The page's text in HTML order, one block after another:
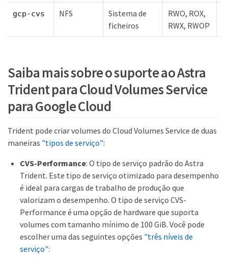
gcp-cvs NFS
Sistema de
ficheiros
RWO, ROX,
RWX, RWOP
Saiba mais sobre o suporte ao Astra
Trident para Cloud Volumes Service
para Google Cloud
Trident pode criar volumes do Cloud Volumes Service de duas
maneiras "tipos de serviço":
CVS-Performance: O tipo de serviço padrão do Astra
Trident. Este tipo de serviço otimizado para desempenho
é ideal para cargas de trabalho de produção que
valorizam o desempenho. O tipo de serviço CVS-
Performance é uma opção de hardware que suporta
volumes com tamanho mínimo de 100 GiB. Você pode
escolher uma das seguintes opções "três níveis de
serviço":